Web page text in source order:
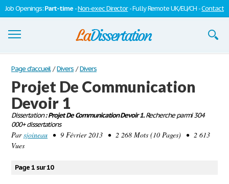
Job Openings:Part-time -Non-exec Director- Fully Remote UK/EU/CH -Contact
Dissertations
S'inscrire
Se connecter
Contactez-nous
Page d'accueil / Divers / Divers
Projet De Communication
Devoir 1
Dissertation: Projet De Communication Devoir 1.Recherche parmi 304
000+ dissertations
Parsjoineau • 9 Février 2013 • 2 268 Mots (10 Pages) • 2 613
Vues
Page 1 sur 10